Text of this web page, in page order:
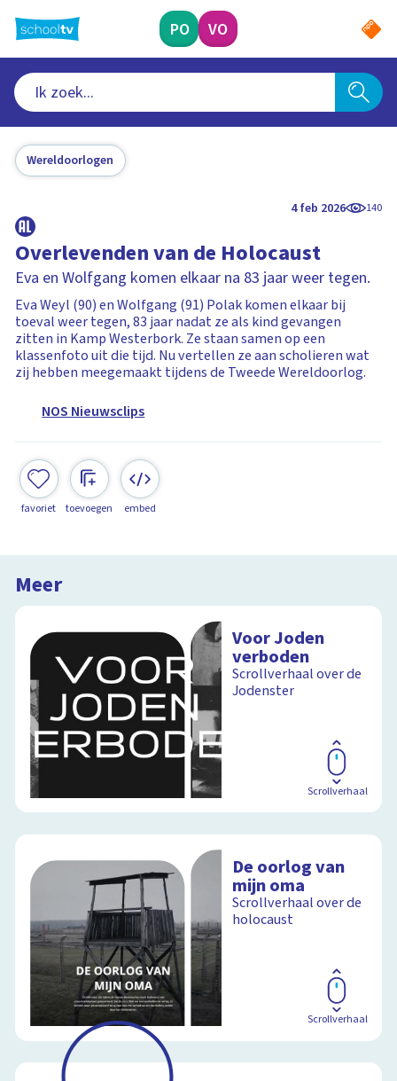
naar
hoofdinhoud
PO VO
Wereldoorlogen
4 feb 2026 140
Overlevenden van de Holocaust
Eva en Wolfgang komen elkaar na 83 jaar weer tegen.
Eva Weyl (90) en Wolfgang (91) Polak komen elkaar bij
toeval weer tegen, 83 jaar nadat ze als kind gevangen
zitten in Kamp Westerbork. Ze staan samen op een
klassenfoto uit die tijd. Nu vertellen ze aan scholieren wat
zij hebben meegemaakt tijdens de Tweede Wereldoorlog.
NOS Nieuwsclips
favoriet toevoegen embed
Meer
Voor Joden
verboden
Scrollverhaal over de
Jodenster
Scrollverhaal
De oorlog van
mijn oma
Scrollverhaal over de
holocaust
Scrollverhaal